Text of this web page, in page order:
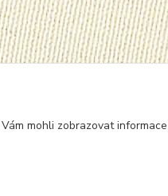
mohli zobrazovat informace